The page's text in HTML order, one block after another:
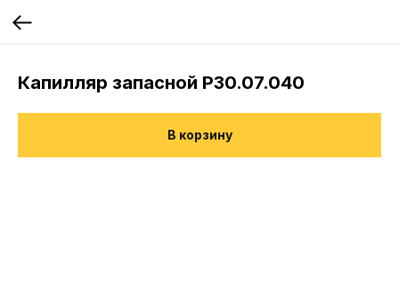
Капилляр запасной Р30.07.040
В корзину